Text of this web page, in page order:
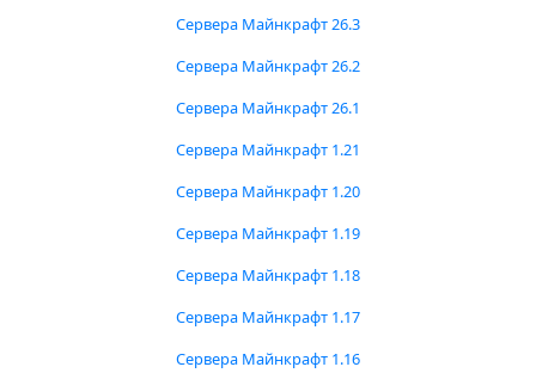
Сервера Майнкрафт 26.3
Сервера Майнкрафт 26.2
Сервера Майнкрафт 26.1
Сервера Майнкрафт 1.21
Сервера Майнкрафт 1.20
Сервера Майнкрафт 1.19
Сервера Майнкрафт 1.18
Сервера Майнкрафт 1.17
Сервера Майнкрафт 1.16